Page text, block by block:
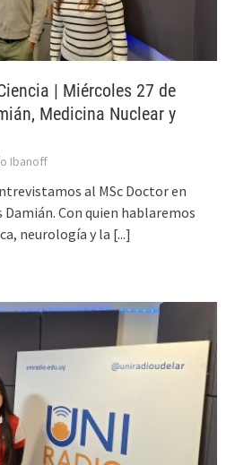
| Miércoles 27 de
Medicina Nuclear y
Ibanoff
al MSc Doctor en
Damián. Con quien hablaremos
neurología y la [...]